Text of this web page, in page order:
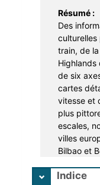
Résumé :
Des
culturelles
train, de
Highlands
de six
cartes
vitesse et
plus
escales,
villes
Bilbao et
Indice